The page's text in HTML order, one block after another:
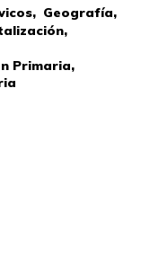
Geografía,
Primaria,